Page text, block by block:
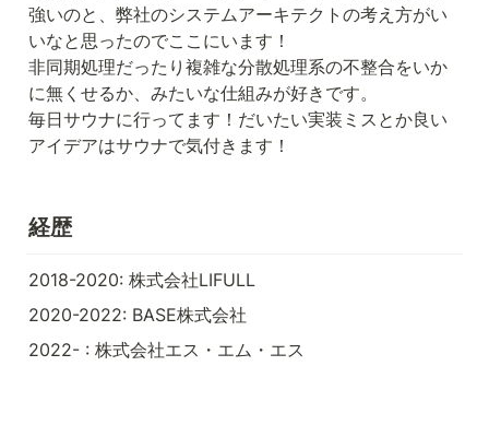
強いのと、弊社のシステムアーキテクトの考え方がい
いなと思ったのでここにいます！
非同期処理だったり複雑な分散処理系の不整合をいか
に無くせるか、みたいな仕組みが好きです。
毎日サウナに行ってます！だいたい実装ミスとか良い
アイデアはサウナで気付きます！
経歴
2018-2020: 株式会社LIFULL
2020-2022: BASE株式会社
2022- : 株式会社エス・エム・エス